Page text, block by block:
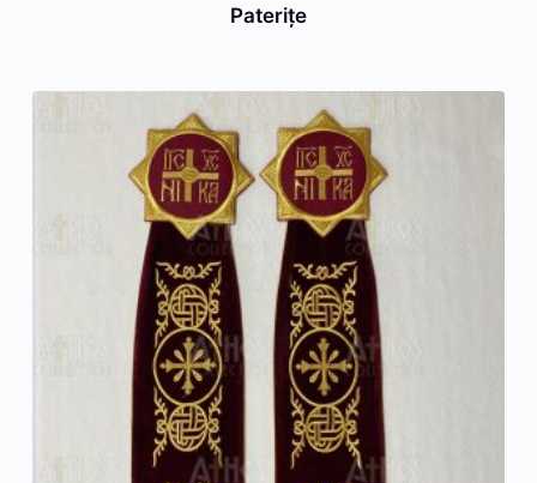
Paterițe